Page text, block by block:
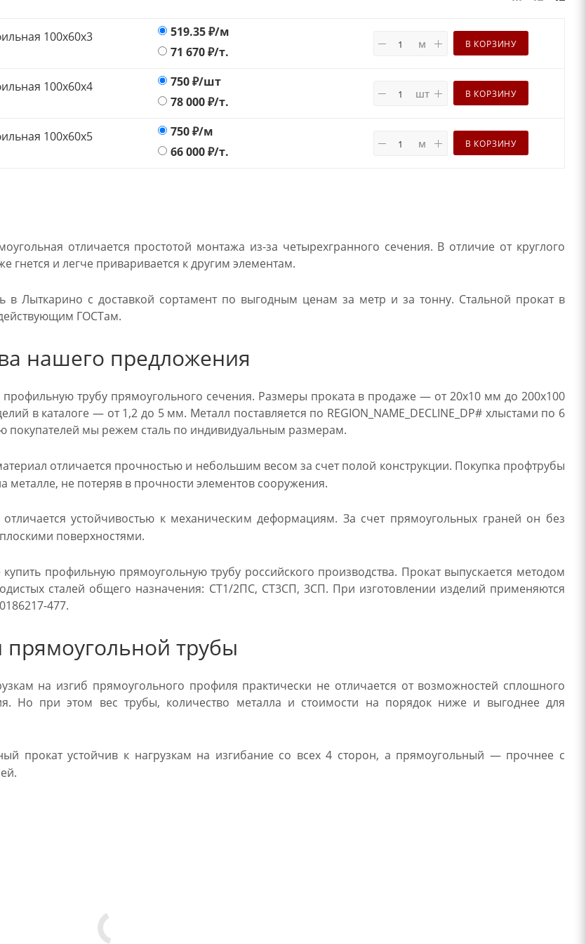
100х60х3 519.35₽/м
71 670₽/т.
м В КОРЗИНУ
100х60х4 750₽/шт
78 000₽/т.
шт В КОРЗИНУ
100х60х5 750₽/м
66 000₽/т.
м В КОРЗИНУ
отличается простотой монтажа из-за четырехгранного сечения. В отличие от круглого
гнется и легче приваривается к другим элементам.
в Лыткарино с доставкой сортамент по выгодным ценам за метр и за тонну. Стальной прокат в
ГОСТам.
нашего предложения
трубу прямоугольного сечения. Размеры проката в продаже — от 20х10 мм до 200х100
в каталоге — от 1,2 до 5 мм. Металл поставляется по REGION_NAME_DECLINE_DP# хлыстами по 6
покупателей мы режем сталь по индивидуальным размерам.
отличается прочностью и небольшим весом за счет полой конструкции. Покупка профтрубы
металле, не потеряв в прочности элементов сооружения.
отличается устойчивостью к механическим деформациям. За счет прямоугольных граней он без
поверхностями.
профильную прямоугольную трубу российского производства. Прокат выпускается методом
сталей общего назначения: СТ1/2ПС, СТ3СП, 3СП. При изготовлении изделий применяются
477.
прямоугольной трубы
на изгиб прямоугольного профиля практически не отличается от возможностей сплошного
Но при этом вес трубы, количество металла и стоимости на порядок ниже и выгоднее для
прокат устойчив к нагрузкам на изгибание со всех 4 сторон, а прямоугольный — прочнее с